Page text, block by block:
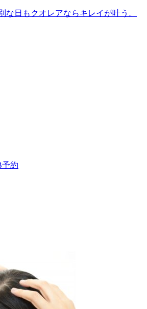
な日もクオレアならキレイが叶う。
予約